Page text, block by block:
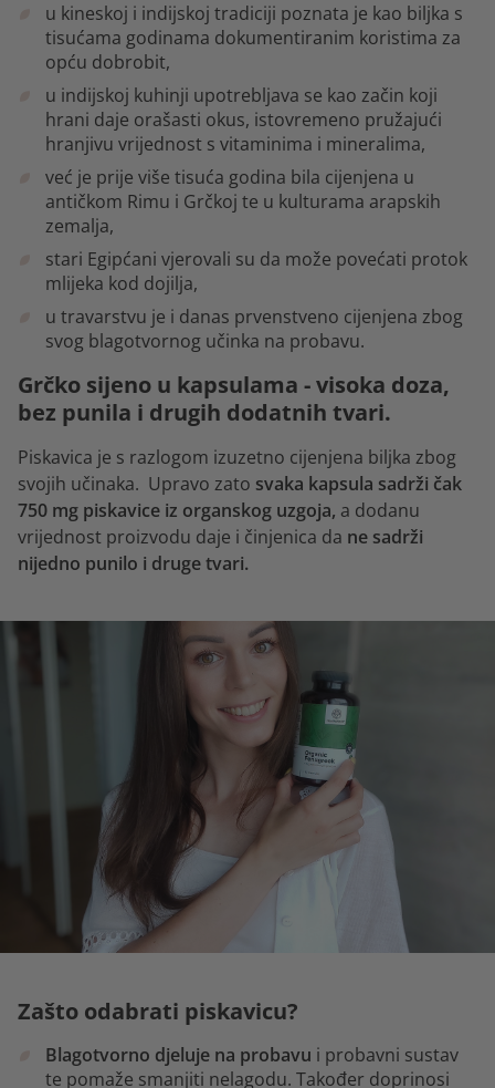
u kineskoj i indijskoj tradiciji poznata je kao biljka s
tisućama godinama dokumentiranim koristima za
opću dobrobit,
u indijskoj kuhinji upotrebljava se kao začin koji
hrani daje orašasti okus, istovremeno pružajući
hranjivu vrijednost s vitaminima i mineralima,
već je prije više tisuća godina bila cijenjena u
antičkom Rimu i Grčkoj te u kulturama arapskih
zemalja,
stari Egipćani vjerovali su da može povećati protok
mlijeka kod dojilja,
u travarstvu je i danas prvenstveno cijenjena zbog
svog blagotvornog učinka na probavu.
Grčko sijeno u kapsulama - visoka doza,
bez punila i drugih dodatnih tvari.
Piskavica je s razlogom izuzetno cijenjena biljka zbog
svojih učinaka. Upravo zato svaka kapsula sadrži čak
750 mg piskavice iz organskog uzgoja, a dodanu
vrijednost proizvodu daje i činjenica da ne sadrži
nijedno punilo i druge tvari.
Zašto odabrati piskavicu?
Blagotvorno djeluje na probavu i probavni sustav
te pomaže smanjiti nelagodu. Također doprinosi